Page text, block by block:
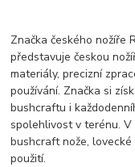
Značka českého nožíře
představuje českou
materiály, precizní
používání. Značka si
bushcraftu i
spolehlivost v terénu.
bushcraft nože,
použití.